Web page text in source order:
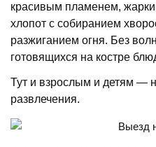
красивым пламенем,
хлопот с собиранием
разжиганием огня. Без
готовящихся на костре
Тут и взрослым и детям —
развлечения.